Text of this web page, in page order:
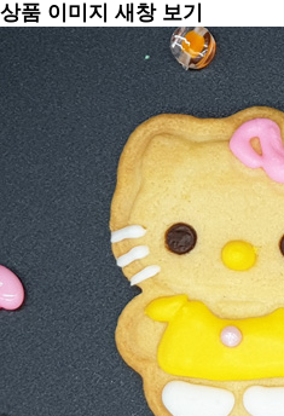
상품 이미지 새창 보기